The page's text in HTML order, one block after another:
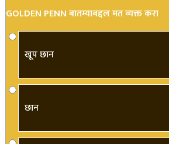
GOLDEN PENN बातम्याबद्दल मत व्यक्त करा
खूप छान
छान